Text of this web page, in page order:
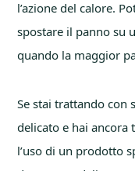
l’azione del calore.
spostare il panno su
quando la maggior
Se stai trattando con
delicato e hai ancora
l’uso di un prodotto